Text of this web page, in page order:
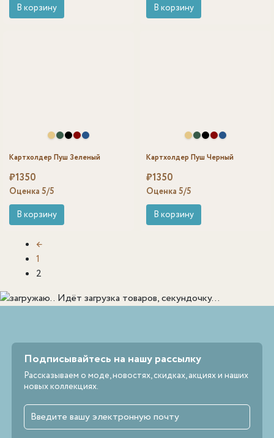
В корзину
В корзину
Картхолдер Пуш Зеленый
₽1350
Оценка 5/5
В корзину
Картхолдер Пуш Черный
₽1350
Оценка 5/5
В корзину
←
1
2
Идёт загрузка товаров, секундочку...
Подписывайтесь на нашу рассылку
Рассказываем о моде, новостях, скидках, акциях и наших
новых коллекциях.